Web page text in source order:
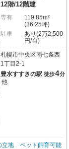
12階/12階建
専有
119.85m²
(36.25坪)
駐車
あり(2万2,500
円/台)
札幌市中央区南七条西
1丁目2-1
豊水すすきの駅 徒歩4分
他
立地 ペット飼育可能